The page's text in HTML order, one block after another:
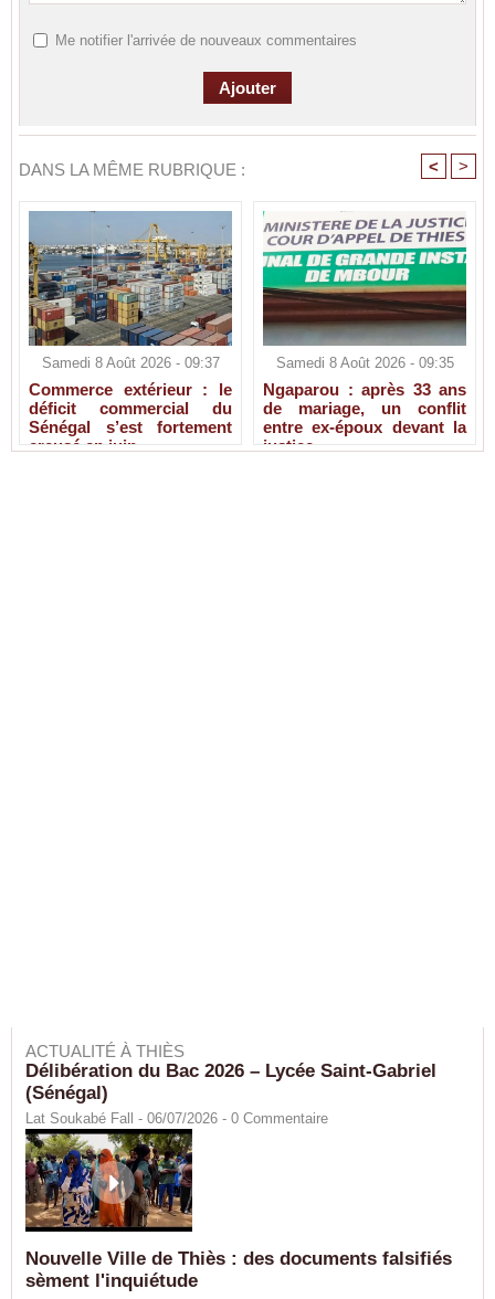
Me notifier l'arrivée de nouveaux commentaires
DANS LA MÊME RUBRIQUE : < >
Samedi 8 Août 2026 - 09:37
Commerce extérieur : le
déficit commercial du
Sénégal s’est fortement
creusé en juin
Samedi 8 Août 2026 - 09:35
Ngaparou : après 33 ans
de mariage, un conflit
entre ex-époux devant la
justice
ACTUALITÉ À THIÈS
Délibération du Bac 2026 – Lycée Saint-Gabriel
(Sénégal)
Lat Soukabé Fall - 06/07/2026 - 0 Commentaire
Nouvelle Ville de Thiès : des documents falsifiés
sèment l'inquiétude